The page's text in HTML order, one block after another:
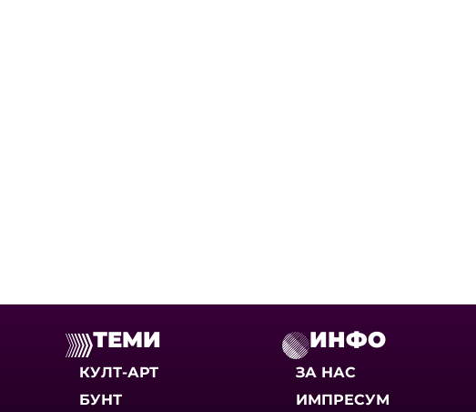
ТЕМИ
КУЛТ-АРТ
БУНТ
ИНФО
ЗА НАС
ИМПРЕСУМ